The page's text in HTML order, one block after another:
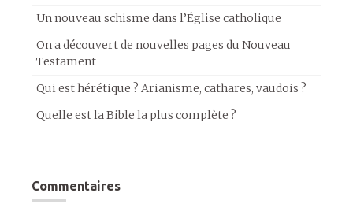
Un nouveau schisme dans l’Église catholique
On a découvert de nouvelles pages du Nouveau
Testament
Qui est hérétique ? Arianisme, cathares, vaudois ?
Quelle est la Bible la plus complète ?
Commentaires